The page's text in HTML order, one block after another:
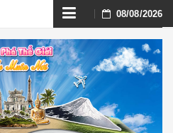
Skip
to
content
08/08/2026